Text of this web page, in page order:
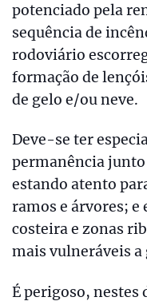
potenciado pela
sequência de
rodoviário
formação de
de gelo e/ou neve.
Deve-se ter
permanência junto
estando atento
ramos e árvores;
costeira e zonas
mais vulneráveis
É perigoso, nestes